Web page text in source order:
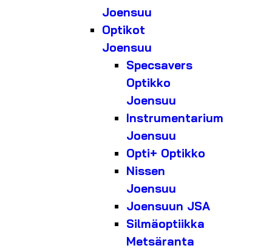
Joensuu
Optikot
Joensuu
Specsavers
Optikko
Joensuu
Instrumentarium
Joensuu
Opti+ Optikko
Nissen
Joensuu
Joensuun JSA
Silmäoptiikka
Metsäranta